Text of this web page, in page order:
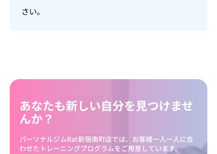
さい。
あなたも新しい自分を見つけませ
んか？
パーソナルジムRat新宿南町店では、お客様一人一人に合
わせたトレーニングプログラムをご用意しています。